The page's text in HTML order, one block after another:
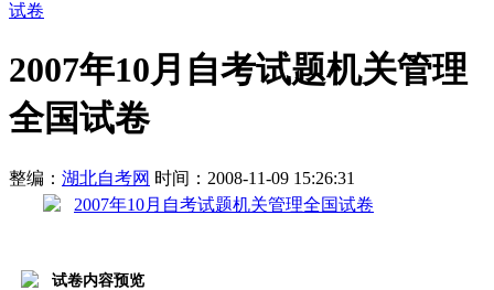
试卷
2007年10月自考试题机关管理
全国试卷
整编： 湖北自考网 时间：2008-11-09 15:26:31
2007年10月自考试题机关管理全国试卷
试卷内容预览